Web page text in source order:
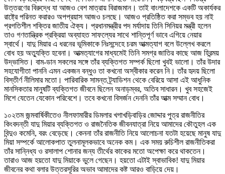
উত্তরণের বিরুদ্ধে যা আজও বেশ মাত্রায় বিরাজমান। তাই বাংলাদেশকে একটি অকার্যকর
রাষ্ট্রে পরিনত করারও অপপ্রয়াস আজও চলছে। আজও প্রতিষ্ঠিত করা সম্ভব হয় নাই
প্রগতিশীল শক্তির জাতীয় ঐক্য। প্রধানমন্ত্রীর পদ মর্যাদায় তিনি সিনিয়র মন্ত্রী হলেন
তাও গণতান্ত্রিক প্রক্রিয়া অব্যাহত সাফল্যের সাথে শান্তিপূর্ণ ভাবে এগিয়ে নেয়ার
স্বার্থে। যাদু মিয়ার এ ধরনের ভূমিকাকে নিঃসন্দেহে চরম আত্মত্যাগ বলে উল্লেখ করলে
বোধ হয় অত্যুক্তি হবেনা। আত্মত্যাগের মাধ্যমেই তিনি সমগ্র জাতির কাছে আজ হিরন্ময়
উদ্ভাসিত। বাম-ডান সকলের সঙ্গে তাঁর ব্যক্তিগত সম্পর্ক ছিলো খুবই ভালো। তাঁর উদার
সহযোগীতা পাননি এমন একজন বন্ধুও তা কখনো অস্বীকার করেন নি। তাঁর হৃদয় ছিলো
বিস্তীর্ণ নীলিমার মতো। পারিবারিক সামন্ত ট্র্যাডিশন থেকে বেরিয়ে আসা এই আধুনিক
মানসিকতার মানুষটি ব্যক্তিগত জীবনে ছিলেন অনাড়ম্বর, অতিব সাধারন। খুব সহজেই
মিশে যেতেন যেকোন পরিবেশে। তবে কখনো বিসর্জন দেননি তাঁর আত্ম সম্মান বোধ।
১০২তম জন্মবার্ষিকীতেও নীলফামারীর ডিমলার খগাখড়িবাড়ির জোদ্দার পুত্র রাজনীতির
কিংবদন্তী যাদু মিয়ার ব্যক্তিগত ও রাজনৈতিক জীবনযাত্রা নিয়ে আমাদের কৌতুহল এক
বিন্দুও কমেনি, বরং বেড়েছে। কেননা তাঁর রাজনীতি নিয়ে আলোচনা যতটা হয়েছে মানুষ যাদু
মিয়া সম্পর্কে আলোকপাত তুলনামূলকভাবে অনেক কম। এক সময় রুচিশীল রাজনীতিকরা
তাঁর সান্নিধ্য ও রসালাপ শোনার জন্য তীর্থের কাকের মতো অপেক্ষা করে থাকতেন।
তারাও আজ হয়তো যাদু মিয়াকে ভুলে গেছেন। হয়তো এটাই স্বাভাবিক! যাদু মিয়ার
জীবনের কথা বলার উত্তরসূরির অভাব আমাদের কষ্ট আরও বাড়িয়ে দেয়।